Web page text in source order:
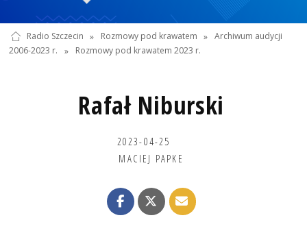
Radio Szczecin » Rozmowy pod krawatem » Archiwum audycji
2006-2023 r.
» Rozmowy pod krawatem 2023 r.
Rafał Niburski
2023-04-25
MACIEJ PAPKE